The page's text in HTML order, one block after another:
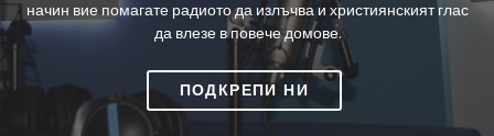
начин вие помагате радиото да излъчва и християнският глас
да влезе в повече домове.
ПОДКРЕПИ НИ